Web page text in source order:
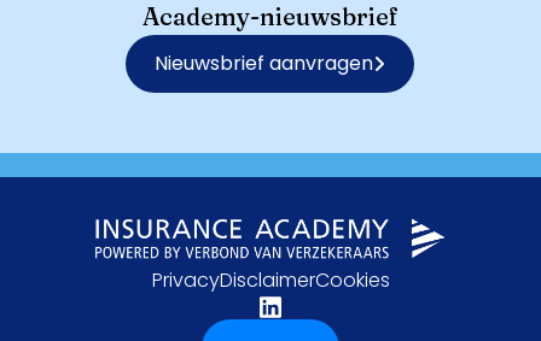
Academy-nieuwsbrief
Nieuwsbrief aanvragen
PrivacyDisclaimerCookies